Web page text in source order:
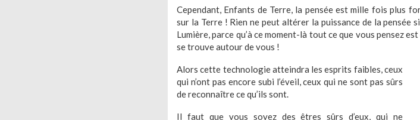
Cependant, Enfants de Terre, la penséeest mille fois plus
sur la Terre ! Rien ne peut altérer la puissance de la pensée
Lumière, parce qu’à ce moment-là tout ce que vous pensez
se trouve autour de vous !
Alors cette technologie atteindra les esprits faibles, ceux
qui n’ont pas encore subi l’éveil, ceux qui ne sont pas sûrs
de reconnaître ce qu’ils sont.
Il faut que vous soyez des êtres sûrs d’eux, qui ne